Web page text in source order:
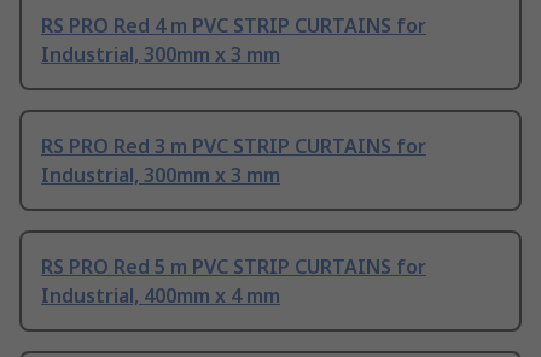
RS PRO Red 4 m PVC STRIP CURTAINS for
Industrial, 300mm x 3 mm
RS PRO Red 3 m PVC STRIP CURTAINS for
Industrial, 300mm x 3 mm
RS PRO Red 5 m PVC STRIP CURTAINS for
Industrial, 400mm x 4 mm